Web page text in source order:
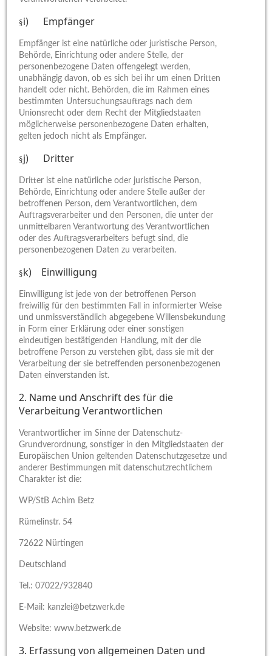
§i) Empfänger
Empfänger ist eine natürliche oder juristische Person,
Behörde, Einrichtung oder andere Stelle, der
personenbezogene Daten offengelegt werden,
unabhängig davon, ob es sich bei ihr um einen Dritten
handelt oder nicht. Behörden, die im Rahmen eines
bestimmten Untersuchungsauftrags nach dem
Unionsrecht oder dem Recht der Mitgliedstaaten
möglicherweise personenbezogene Daten erhalten,
gelten jedoch nicht als Empfänger.
§j) Dritter
Dritter ist eine natürliche oder juristische Person,
Behörde, Einrichtung oder andere Stelle außer der
betroffenen Person, dem Verantwortlichen, dem
Auftragsverarbeiter und den Personen, die unter der
unmittelbaren Verantwortung des Verantwortlichen
oder des Auftragsverarbeiters befugt sind, die
personenbezogenen Daten zu verarbeiten.
§k) Einwilligung
Einwilligung ist jede von der betroffenen Person
freiwillig für den bestimmten Fall in informierter Weise
und unmissverständlich abgegebene Willensbekundung
in Form einer Erklärung oder einer sonstigen
eindeutigen bestätigenden Handlung, mit der die
betroffene Person zu verstehen gibt, dass sie mit der
Verarbeitung der sie betreffenden personenbezogenen
Daten einverstanden ist.
2. Name und Anschrift des für die
Verarbeitung Verantwortlichen
Verantwortlicher im Sinne der Datenschutz-
Grundverordnung, sonstiger in den Mitgliedstaaten der
Europäischen Union geltenden Datenschutzgesetze und
anderer Bestimmungen mit datenschutzrechtlichem
Charakter ist die:
WP/StB Achim Betz
Rümelinstr. 54
72622 Nürtingen
Deutschland
Tel.: 07022/932840
E-Mail: kanzlei@betzwerk.de
Website: www.betzwerk.de
3. Erfassung von allgemeinen Daten und